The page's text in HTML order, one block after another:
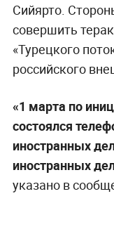
Сийярто.
совершить
«Турецкого
российского
«1 марта по
состоялся
иностранных
иностранных
указано в